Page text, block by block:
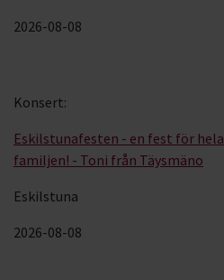
2026-08-08
Eskilstunafesten - en fest för hela
familjen! - Toni från Täysmäno
Eskilstuna
2026-08-08
Konsert: